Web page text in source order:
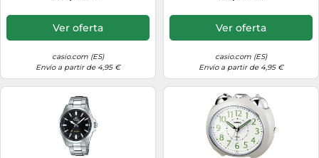
Ver oferta
casio.com (ES)
Envío a partir de 4,95 €
Ver oferta
casio.com (ES)
Envío a partir de 4,95 €